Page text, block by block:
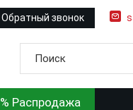
Обратный звонок
% Распродажа